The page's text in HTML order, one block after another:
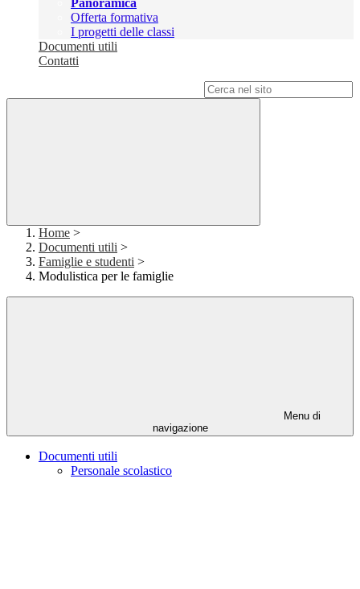
Panoramica
Offerta formativa
I progetti delle classi
Documenti utili
Contatti
Home >
Documenti utili >
Famiglie e studenti >
Modulistica per le famiglie
Menu di
navigazione
Documenti utili
Personale scolastico